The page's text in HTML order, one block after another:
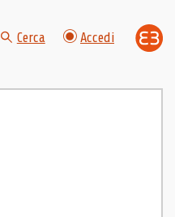
Cerca Accedi